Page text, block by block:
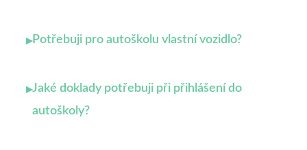
▸Potřebuji pro autoškolu vlastní vozidlo?
▸Jaké doklady potřebuji při přihlášení do
autoškoly?